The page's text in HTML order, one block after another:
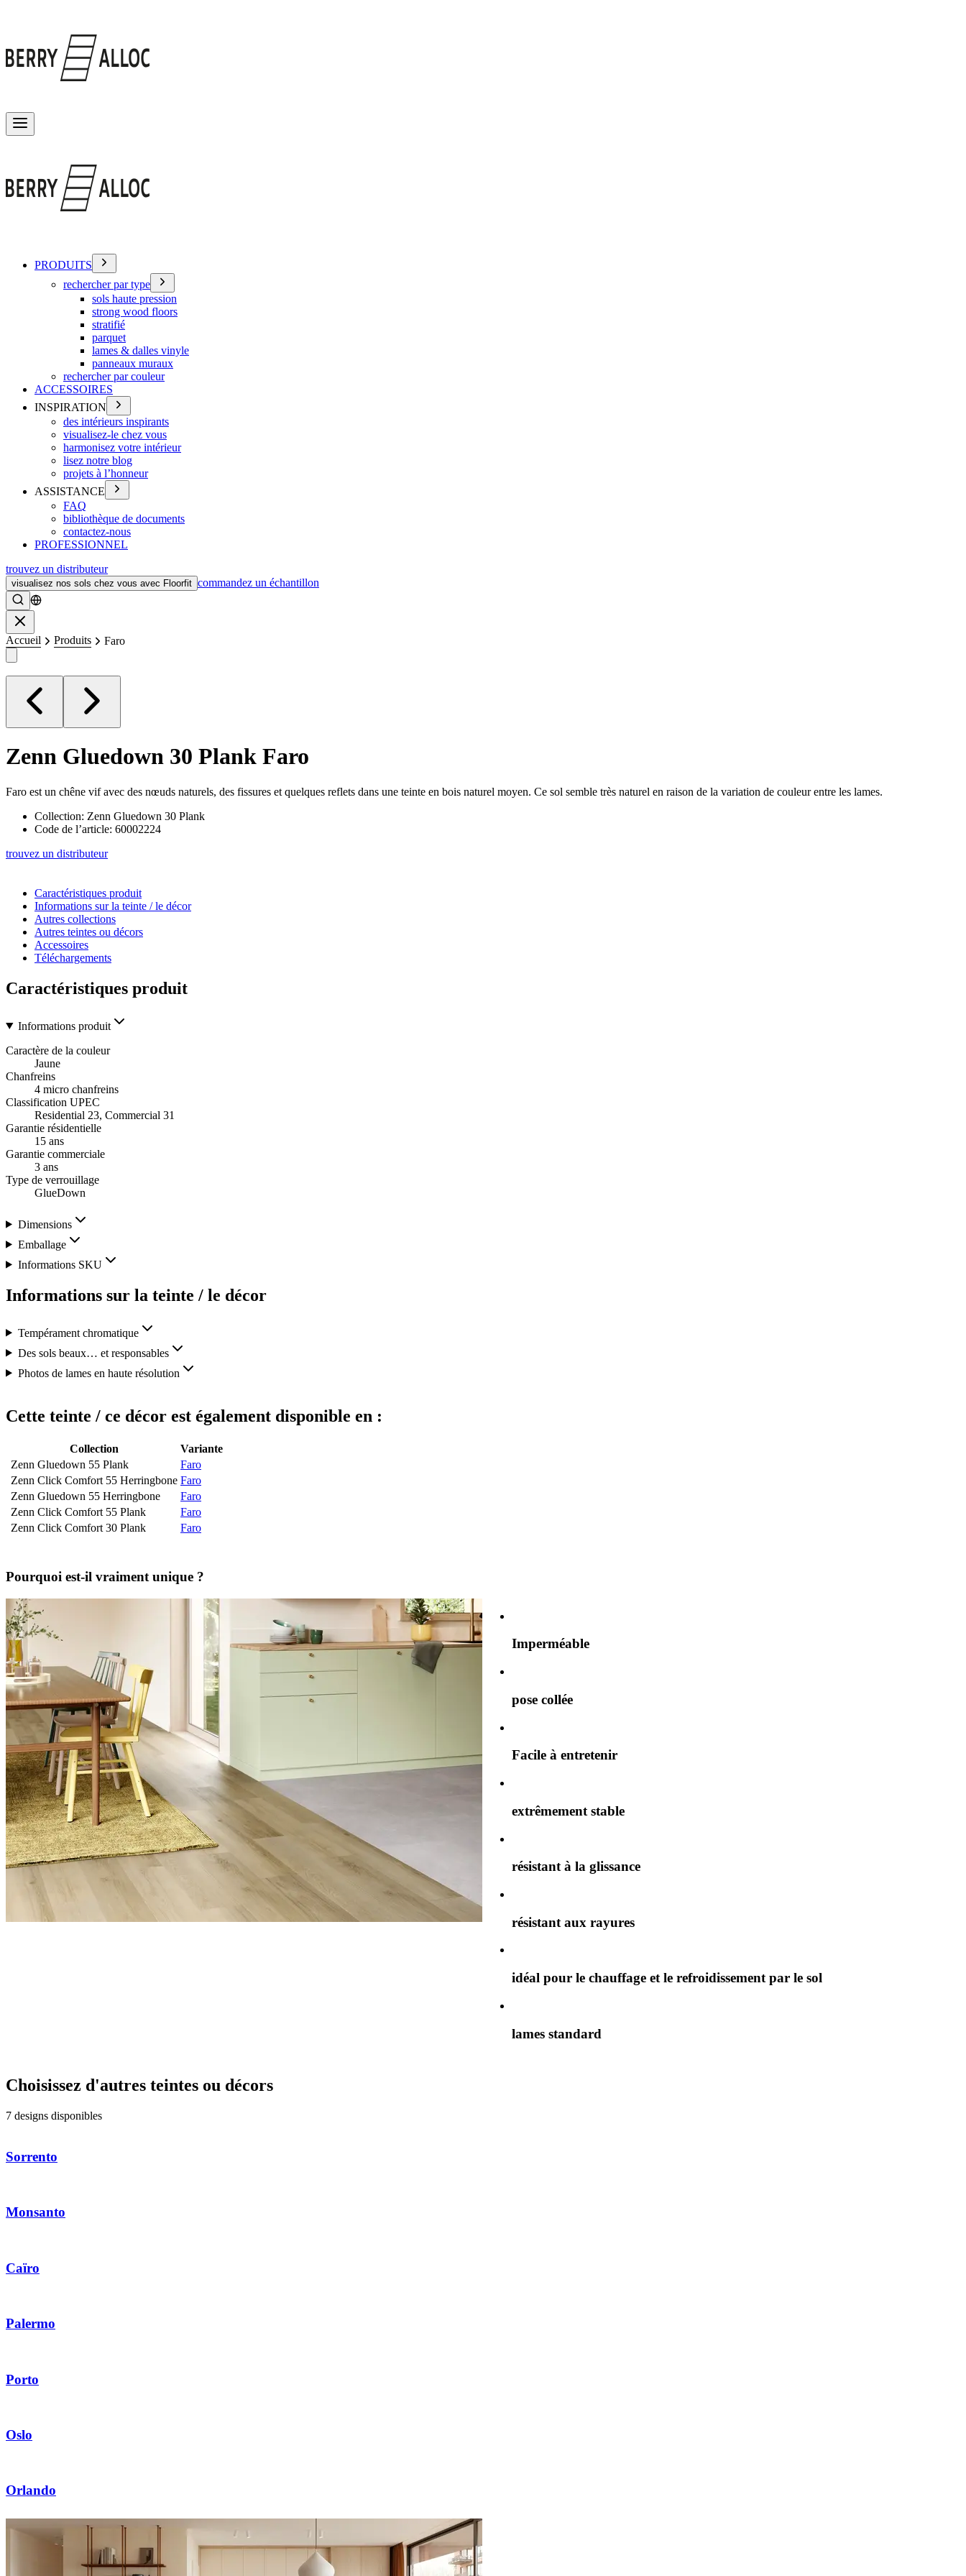
PRODUITS
rechercher par type
sols haute pression
strong wood floors
stratifié
parquet
lames & dalles vinyle
panneaux muraux
rechercher par couleur
ACCESSOIRES
INSPIRATION
des intérieurs inspirants
visualisez-le chez vous
harmonisez votre intérieur
lisez notre blog
projets à l’honneur
ASSISTANCE
FAQ
bibliothèque de documents
contactez-nous
PROFESSIONNEL
trouvez un distributeur
visualisez nos sols chez vous avec Floorfit commandez un échantillon
Rechercher
Accueil Produits Faro
Zenn Gluedown 30 Plank Faro
Faro est un chêne vif avec des nœuds naturels, des fissures et quelques reflets dans une teinte en bois naturel moyen. Ce sol semble très naturel en raison de la variation de couleur entre les lames.
Collection: Zenn Gluedown 30 Plank
Code de l’article: 60002224
trouvez un distributeur
Caractéristiques produit
Informations sur la teinte / le décor
Autres collections
Autres teintes ou décors
Accessoires
Téléchargements
Caractéristiques produit
Informations produit
Caractère de la couleur
Jaune
Chanfreins
4 micro chanfreins
Classification UPEC
Residential 23, Commercial 31
Garantie résidentielle
15 ans
Garantie commerciale
3 ans
Type de verrouillage
GlueDown
Dimensions
Emballage
Informations SKU
Informations sur la teinte / le décor
Tempérament chromatique
Des sols beaux… et responsables
Photos de lames en haute résolution
Cette teinte / ce décor est également disponible en :
Collection
Variante
Zenn Gluedown 55 Plank
Faro
Zenn Click Comfort 55 Herringbone Faro
Zenn Gluedown 55 Herringbone
Faro
Zenn Click Comfort 55 Plank
Faro
Zenn Click Comfort 30 Plank
Faro
Pourquoi est-il vraiment unique ?
Imperméable
pose collée
Facile à entretenir
extrêmement stable
résistant à la glissance
résistant aux rayures
idéal pour le chauffage et le refroidissement par le sol
lames standard
Choisissez d'autres teintes ou décors
7 designs disponibles
Sorrento
Monsanto
Caïro
Palermo
Porto
Oslo
Orlando